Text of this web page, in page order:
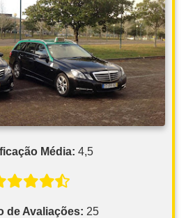
Média: 4,5
de Avaliações: 25